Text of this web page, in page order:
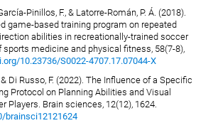
Pinillos, F., & Latorre-Román, P. Á. (2018).
game-based training program on repeated
abilities in recreationally-trained soccer
sports medicine and physical fitness, 58(7-8),
10.23736/S0022-4707.17.07044-X
& Di Russo, F. (2022). The Influence of a Specific
Protocol on Planning Abilities and Visual
Players. Brain sciences, 12(12), 1624.
brainsci12121624